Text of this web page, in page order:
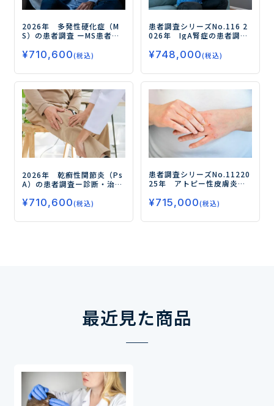
2026年 多発性硬化症（M
S）の患者調査 ーMS患者の
（受診経緯・治療マイン
ド・治療実態・QOL・アン
メットニーズ）を徹底調
査ー
¥710,600(税込)
患者調査シリーズNo.116 2
026年 IgA腎症の患者調査
ンメットニーズを調査・分
析／治療に求められるのは
長期的な進行抑制・腎保護
効果ー
¥748,000(税込)
2026年 乾癬性関節炎（Ps
A）の患者調査ー診断・治療
ニーズと、今後求められる
治療像を徹底調査ー
¥710,600(税込)
患者調査シリーズNo.11220
25年 アトピー性皮膚炎の
学的製剤の治療実態を調査
／いずれも使用経験者は1割
程度ー
¥715,000(税込)
最近見た商品